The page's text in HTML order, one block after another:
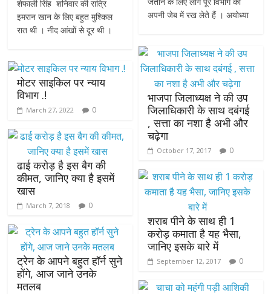
शेफाली सिंह शनिवार की रात्रि
इमरान खान के लिए बहुत मुश्किल
रात थी । नीद आंखों से दूर थी ।
मोटर साइकिल पर न्याय
विभाग .!
March 27, 2022 0
ढाई करोड़ है इस बैग की
कीमत, जानिए क्या है इसमें
खास
March 7, 2018 0
ट्रेन के आपने बहुत हॉर्न सुने
होंगे, आज जाने उनके
मतलब
अपनी जेब में रख लेते हैं । अयोध्या
भाजपा जिलाध्यक्ष ने की उप
जिलाधिकारी के साथ दबंगई
, सत्ता का नशा है अभी और
चढ़ेगा
October 17, 2017 0
शराब पीने के साथ ही 1
करोड़ कमाता है यह भैसा,
जानिए इसके बारे में
September 12, 2017 0